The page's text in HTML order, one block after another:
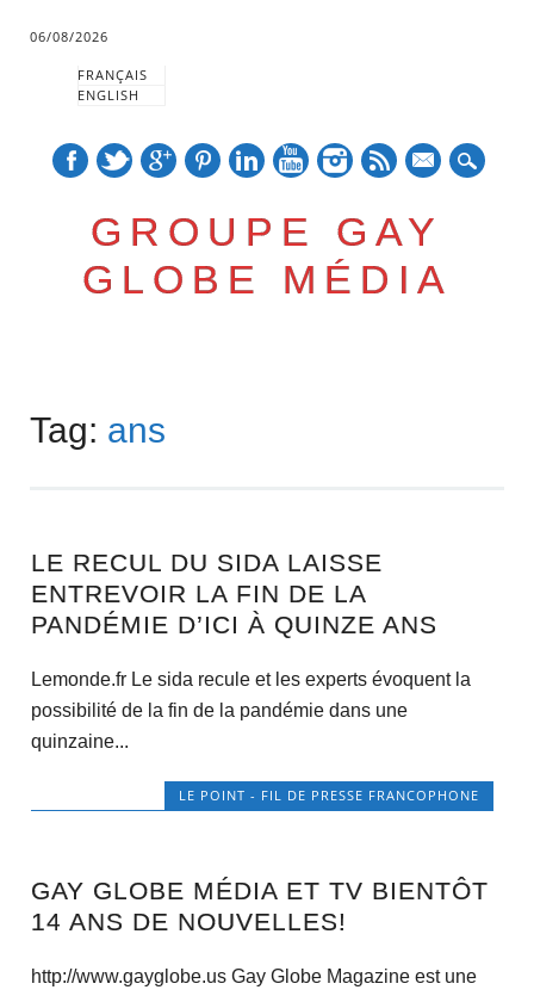
06/08/2026
FRANÇAIS
ENGLISH
GROUPE GAY
GLOBE MÉDIA
Main menu
content
Tag: ans
LE RECUL DU SIDA LAISSE
ENTREVOIR LA FIN DE LA
PANDÉMIE D’ICI À QUINZE ANS
Lemonde.fr Le sida recule et les experts évoquent la
possibilité de la fin de la pandémie dans une
quinzaine...
LE POINT - FIL DE PRESSE FRANCOPHONE
GAY GLOBE MÉDIA ET TV BIENTÔT
14 ANS DE NOUVELLES!
http://www.gayglobe.us Gay Globe Magazine est une